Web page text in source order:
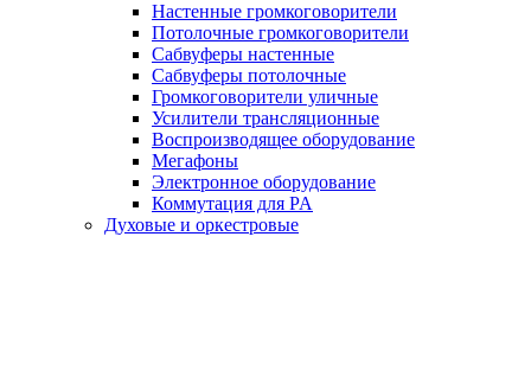
Настенные громкоговорители
Потолочные громкоговорители
Сабвуферы настенные
Сабвуферы потолочные
Громкоговорители уличные
Усилители трансляционные
Воспроизводящее оборудование
Мегафоны
Электронное оборудование
Коммутация для PA
Духовые и оркестровые